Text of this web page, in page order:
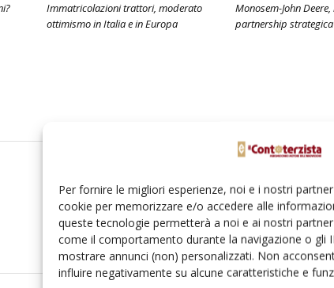
Per fornire le migliori esperienze, noi e i nostri
cookie per memorizzare e/o accedere alle
queste tecnologie permetterà a noi e ai nostri
come il comportamento durante la navigazione o gli
mostrare annunci (non) personalizzati. Non
influire negativamente su alcune caratteristiche e
Immatricolazioni trattori, moderato
ottimismo in Italia e in Europa
Monosem-John
partnership